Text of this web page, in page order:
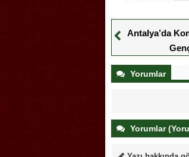
Antalya’da
Yorumlar
Yorumlar